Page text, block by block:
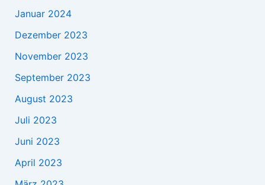
Januar 2024
Dezember 2023
November 2023
September 2023
August 2023
Juli 2023
Juni 2023
April 2023